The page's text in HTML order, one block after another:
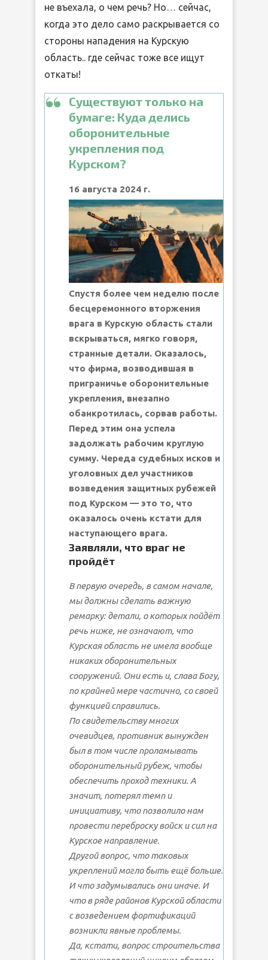
не въехала, о чем речь? Но… сейчас,
когда это дело само раскрывается со
стороны нападения на Курскую
область.. где сейчас тоже все ищут
откаты!
Существуют только на
бумаге: Куда делись
оборонительные
укрепления под
Курском?
16 августа 2024 г.
Спустя более чем неделю после
бесцеремонного вторжения
врага в Курскую область стали
вскрываться, мягко говоря,
странные детали. Оказалось,
что фирма, возводившая в
приграничье оборонительные
укрепления, внезапно
обанкротилась, сорвав работы.
Перед этим она успела
задолжать рабочим круглую
сумму. Череда судебных исков и
уголовных дел участников
возведения защитных рубежей
под Курском — это то, что
оказалось очень кстати для
наступающего врага.
Заявляли, что враг не
пройдёт
В первую очередь, в самом начале,
мы должны сделать важную
ремарку: детали, о которых пойдёт
речь ниже, не означают, что
Курская область не имела вообще
никаких оборонительных
сооружений. Они есть и, слава Богу,
по крайней мере частично, со своей
функцией справились.
По свидетельству многих
очевидцев, противник вынужден
был в том числе проламывать
оборонительный рубеж, чтобы
обеспечить проход техники. А
значит, потерял темп и
инициативу, что позволило нам
провести переброску войск и сил на
Курское направление.
Другой вопрос, что таковых
укреплений могло быть ещё больше.
И что задумывались они иначе. И
что в ряде районов Курской области
с возведением фортификаций
возникли явные проблемы.
Да, кстати, вопрос строительства